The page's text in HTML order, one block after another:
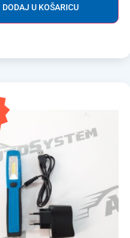
DODAJ U KOŠARICU